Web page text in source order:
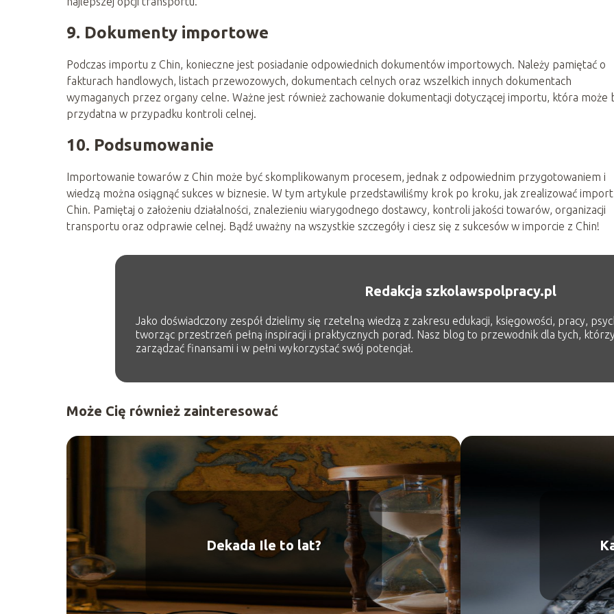
9. Dokumenty importowe
Podczas importu z Chin, konieczne jest posiadanie odpowiednich dokumentów importowych. Należy pamiętać o
fakturach handlowych, listach przewozowych, dokumentach celnych oraz wszelkich innych dokumentach
wymaganych przez organy celne. Ważne jest również zachowanie dokumentacji dotyczącej importu, która może
przydatna w przypadku kontroli celnej.
10. Podsumowanie
Importowanie towarów z Chin może być skomplikowanym procesem, jednak z odpowiednim przygotowaniem i
wiedzą można osiągnąć sukces w biznesie. W tym artykule przedstawiliśmy krok po kroku, jak zrealizować
Chin. Pamiętaj o założeniu działalności, znalezieniu wiarygodnego dostawcy, kontroli jakości towarów, organizacji
transportu oraz odprawie celnej. Bądź uważny na wszystkie szczegóły i ciesz się z sukcesów w imporcie z Chin!
Redakcja szkolawspolpracy.pl
Jako doświadczony zespół dzielimy się rzetelną wiedzą z zakresu edukacji, księgowości, pracy,
tworząc przestrzeń pełną inspiracji i praktycznych porad. Nasz blog to przewodnik dla tych,
zarządzać finansami i w pełni wykorzystać swój potencjał.
Może Cię również zainteresować
Dekada Ile to lat?